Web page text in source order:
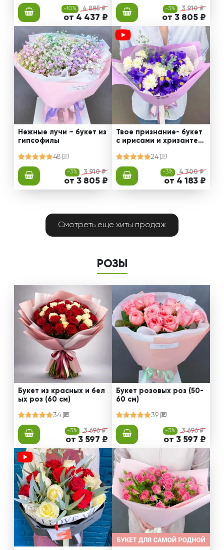
-10% 4 885 ₽
от 4 437 ₽
-3% 3 910 ₽
от 3 805 ₽
Нежные лучи – букет из
гипсофилы
48
-3% 3 910 ₽
от 3 805 ₽
Твое признание- букет
с ирисами и хризантем
24
-3% 4 300 ₽
от 4 183 ₽
Смотреть еще хиты продаж
РОЗЫ
Букет из красных и бел
ых роз (60 см)
34
-3% 3 696 ₽
от 3 597 ₽
Букет розовых роз (50-
60 см)
39
-3% 3 696 ₽
от 3 597 ₽